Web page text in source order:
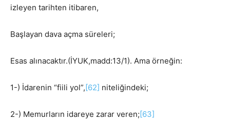
izleyen tarihten itibaren,
Başlayan dava açma süreleri;
Esas alınacaktır.(İYUK,madd:13/1). Ama örneğin:
1-) İdarenin “fiili yol”, [62] niteliğindeki;
2-) Memurların idareye zarar veren; [63]